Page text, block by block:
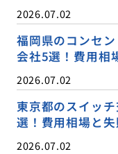
2026.07.02
福岡県のコンセ
会社5選！費用相
2026.07.02
東京都のスイッ
選！費用相場と
2026.07.02